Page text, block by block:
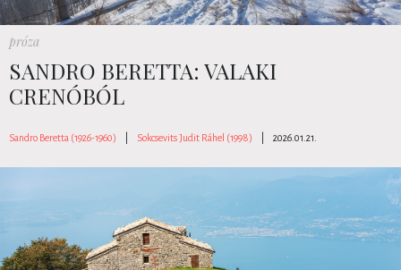
próza
SANDRO BERETTA: VALAKI
CRENÓBÓL
Sandro Beretta (1926-1960) Sokcsevits Judit Ráhel (1998) 2026.01.21.